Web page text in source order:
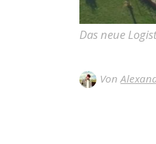
Das neue
Von